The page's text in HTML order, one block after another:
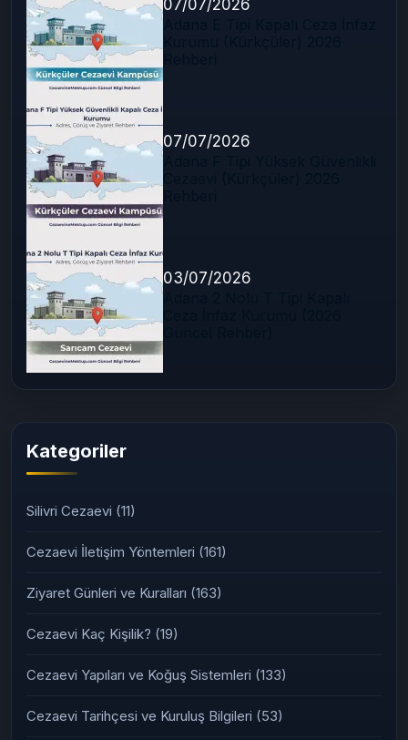
07/07/2026
07/07/2026
03/07/2026
Kategoriler
Silivri Cezaevi (11)
Cezaevi İletişim Yöntemleri (161)
Ziyaret Günleri ve Kuralları (163)
Cezaevi Kaç Kişilik? (19)
Cezaevi Yapıları ve Koğuş Sistemleri (133)
Cezaevi Tarihçesi ve Kuruluş Bilgileri (53)